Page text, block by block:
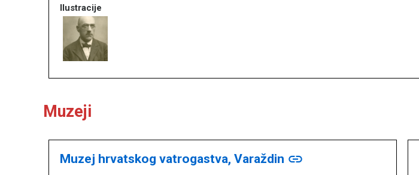
Ilustracije
Muzeji
Muzej hrvatskog vatrogastva, Varaždin link